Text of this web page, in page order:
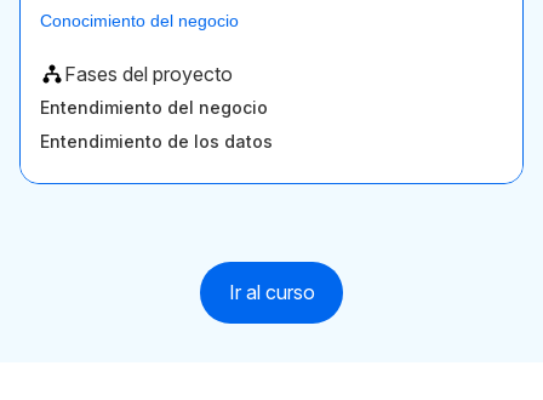
Conocimiento del negocio
Fases del proyecto
Entendimiento del negocio
Entendimiento de los datos
Ir al curso